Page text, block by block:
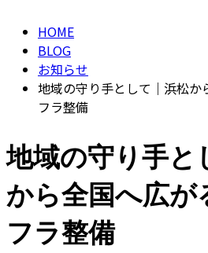
HOME
BLOG
お知らせ
地域の守り手として｜浜松か
フラ整備
地域の守り手と
から全国へ広が
フラ整備